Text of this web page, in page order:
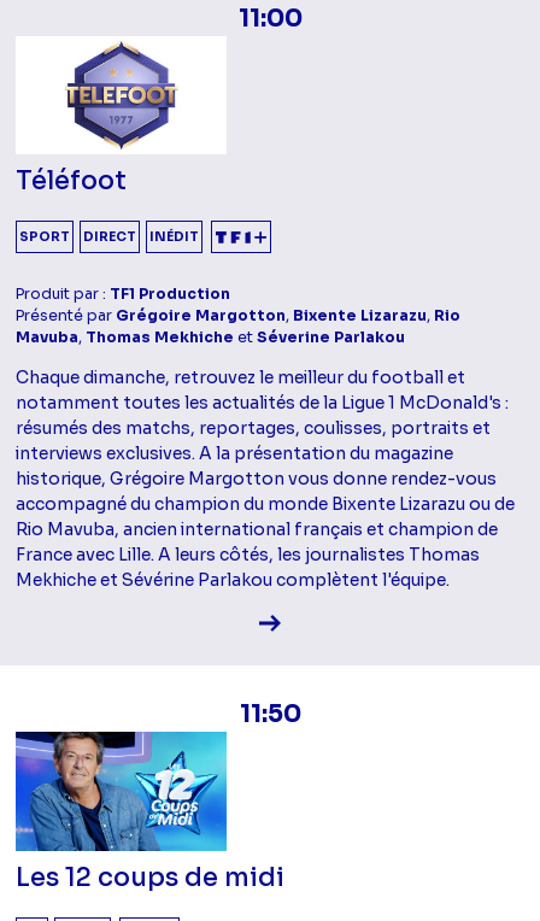
11:00
Téléfoot
SPORT DIRECT INÉDIT
Produit par : TF1 Production
Présenté par Grégoire Margotton, Bixente Lizarazu, Rio
Mavuba, Thomas Mekhiche etSéverine Parlakou
Chaque dimanche, retrouvez le meilleur du football et
notamment toutes les actualités de la Ligue 1 McDonald's :
résumés des matchs, reportages, coulisses, portraits et
interviews exclusives. A la présentation du magazine
historique, Grégoire Margotton vous donne rendez-vous
accompagné du champion du monde Bixente Lizarazu ou de
Rio Mavuba, ancien international français et champion de
France avec Lille. A leurs côtés, les journalistes Thomas
Mekhiche et Sévérine Parlakou complètent l'équipe.
Voir la fiche diffusion
11:50
Les 12 coups de midi